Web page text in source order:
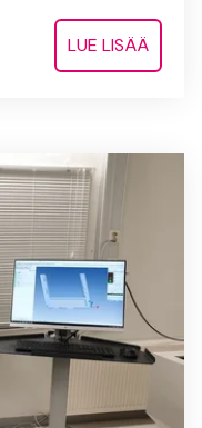
LUE LISÄÄ